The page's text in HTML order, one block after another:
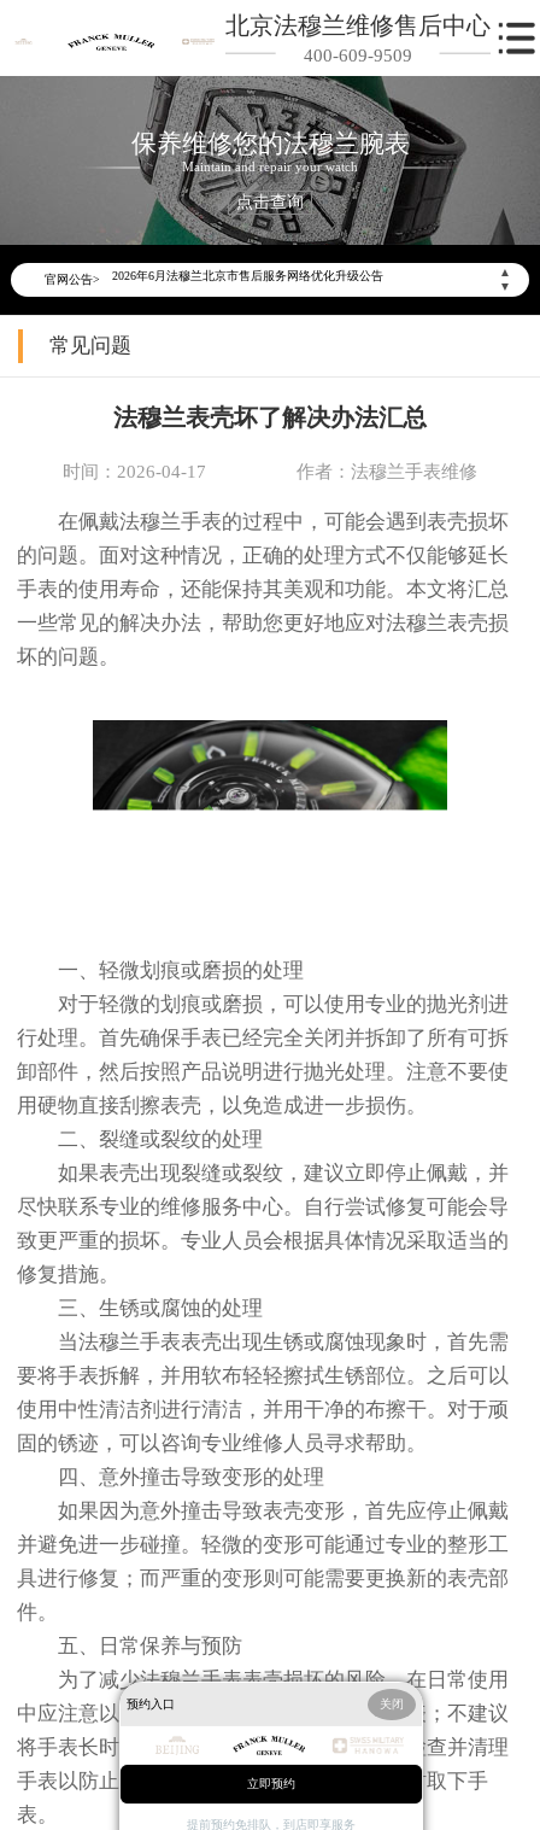
北京法穆兰维修售后中心
400-609-9509
保养维修您的法穆兰腕表
Maintain and repair your watch
点击查询
官网公告>
▲
▼
2026年6月北京市法穆兰官方售后客户服务热线：400-609-9509
2026年6月法穆兰售后服务中心最新网点地址：
常见问题
法穆兰表壳坏了解决办法汇总
时间：2026-04-17 作者：法穆兰手表维修
在佩戴法穆兰手表的过程中，可能会遇到表壳损坏
的问题。面对这种情况，正确的处理方式不仅能够延长
手表的使用寿命，还能保持其美观和功能。本文将汇总
一些常见的解决办法，帮助您更好地应对法穆兰表壳损
坏的问题。
一、轻微划痕或磨损的处理
对于轻微的划痕或磨损，可以使用专业的抛光剂进
行处理。首先确保手表已经完全关闭并拆卸了所有可拆
卸部件，然后按照产品说明进行抛光处理。注意不要使
用硬物直接刮擦表壳，以免造成进一步损伤。
二、裂缝或裂纹的处理
如果表壳出现裂缝或裂纹，建议立即停止佩戴，并
尽快联系专业的维修服务中心。自行尝试修复可能会导
致更严重的损坏。专业人员会根据具体情况采取适当的
修复措施。
三、生锈或腐蚀的处理
当法穆兰手表表壳出现生锈或腐蚀现象时，首先需
要将手表拆解，并用软布轻轻擦拭生锈部位。之后可以
使用中性清洁剂进行清洁，并用干净的布擦干。对于顽
固的锈迹，可以咨询专业维修人员寻求帮助。
四、意外撞击导致变形的处理
如果因为意外撞击导致表壳变形，首先应停止佩戴
并避免进一步碰撞。轻微的变形可能通过专业的整形工
具进行修复；而严重的变形则可能需要更换新的表壳部
件。
五、日常保养与预防
为了减少法穆兰手表表壳损坏的风险，在日常使用
中应注意以下几点：避免剧烈运动时佩戴手表；不建议
将手表长时间暴露在极端温度环境中；定期检查并清理
手表以防止灰尘和湿气积累；在游泳或洗澡时取下手
表。
预约入口 关闭
立即预约
提前预约免排队，到店即享服务